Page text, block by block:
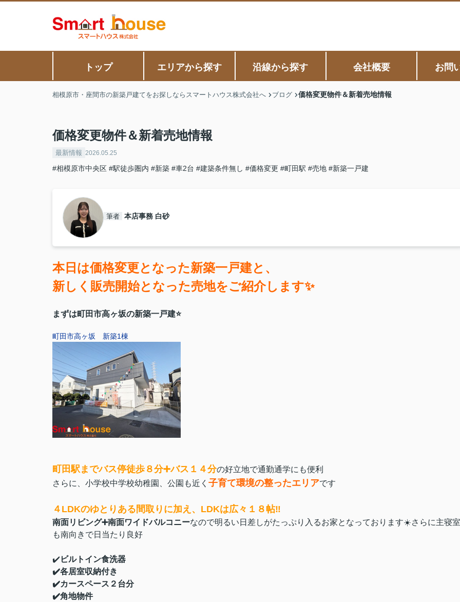
トップ エリアから探す 沿線から探す 会社概要 お問
相模原市・座間市の新築戸建てをお探しならスマートハウス株式会社へ ブログ 価格変更物件＆新着売地情報
価格変更物件＆新着売地情報
最新情報 2026.05.25
#相模原市中央区 #駅徒歩圏内 #新築 #車2台 #建築条件無し #価格変更 #町田駅 #売地 #新築一戸建
筆者 本店事務 白砂
本日は価格変更となった新築一戸建と、
新しく販売開始となった売地をご紹介します✨
まずは町田市高ヶ坂の新築一戸建⭐
町田市高ヶ坂 新築1棟
町田駅までバス停徒歩８分➕バス１４分の好立地で通勤通学にも便利
さらに、小学校中学校幼稚園、公園も近く 子育て環境の整ったエリアです‍‍‍
４LDKのゆとりある間取りに加え、LDKは広々１８帖‼️
南面リビング➕南面ワイドバルコニーなので明るい日差しがたっぷり入るお家となっております☀️さらに主寝室
も南向きで日当たり良好
✔️ ビルトイン食洗器
✔️各居室収納付き
✔️カースペース２台分
✔️角地物件